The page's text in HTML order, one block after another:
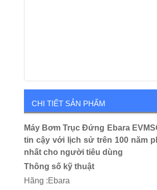
CHI TIẾT SẢN PHẨM
Máy Bơm Trục Đứng Ebara
tin cậy với lịch sử trên 100 năm
nhất cho người tiêu dùng
Thông số kỹ thuật
Hãng :Ebara